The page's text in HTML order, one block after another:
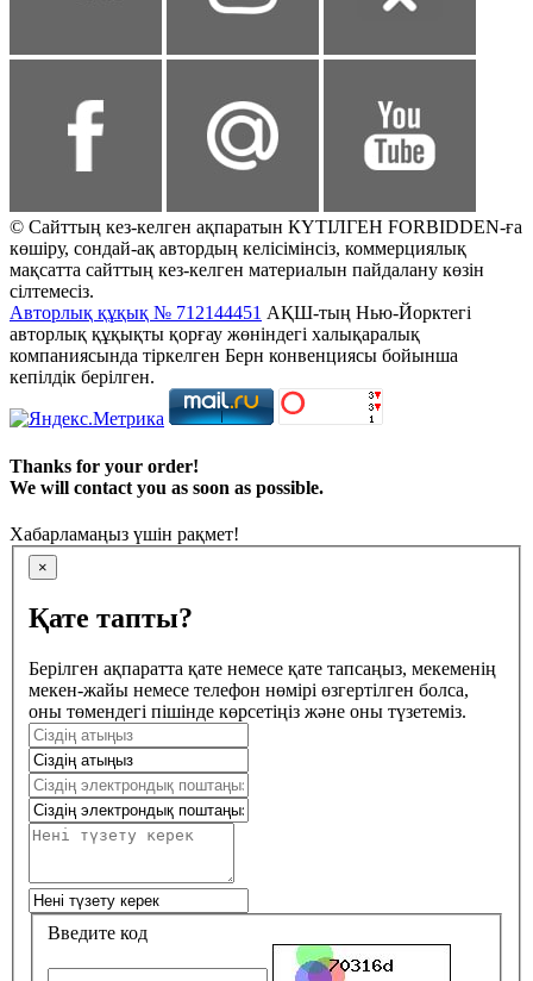
© Сайттың кез-келген ақпаратын КҮТІЛГЕН FORBIDDEN-ға
көшіру, сондай-ақ автордың келісімінсіз, коммерциялық
мақсатта сайттың кез-келген материалын пайдалану көзін
сілтемесіз.
Авторлық құқық № 712144451 АҚШ-тың Нью-Йорктегі
авторлық құқықты қорғау жөніндегі халықаралық
компаниясында тіркелген Берн конвенциясы бойынша
кепілдік берілген.
Thanks for your order!
We will contact you as soon as possible.
Хабарламаңыз үшін рақмет!
×
Қате тапты?
Берілген ақпаратта қате немесе қате тапсаңыз, мекеменің
мекен-жайы немесе телефон нөмірі өзгертілген болса,
оны төмендегі пішінде көрсетіңіз және оны түзетеміз.
Введите код